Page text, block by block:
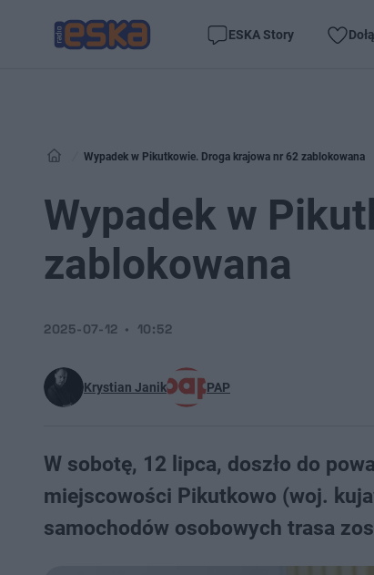
ESKA Story
Wypadek w Pikutkowie. Droga krajowa nr 62 zablokowana
Wypadek w
zablokowana
Krystian Janik PAP
2025-07-12 10:52
W sobotę, 12 lipca, doszło do
miejscowości Pikutkowo (woj.
samochodów osobowych trasa